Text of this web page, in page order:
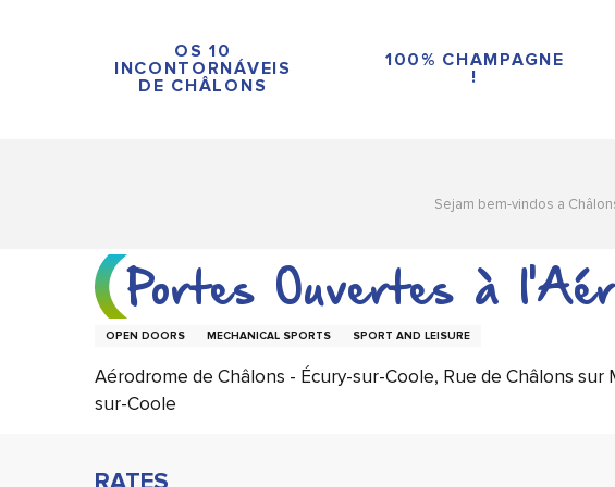
OS 10
INCONTORNÁVEIS
DE CHÂLONS
100% CHAMPAGNE
!
Sejam bem-vindos a
Portes Ouvertes à
OPEN DOORS MECHANICAL SPORTS SPORT AND LEISURE
Aérodrome de Châlons - Écury-sur-Coole, Rue de Châlons sur
sur-Coole